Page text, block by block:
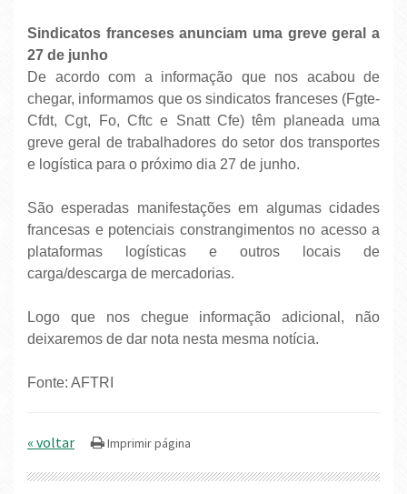
Sindicatos franceses anunciam uma greve geral a
27 de junho
De acordo com a informação que nos acabou de
chegar, informamos que os sindicatos franceses (Fgte-
Cfdt, Cgt, Fo, Cftc e Snatt Cfe) têm planeada uma
greve geral de trabalhadores do setor dos transportes
e logística para o próximo dia 27 de junho.
São esperadas manifestações em algumas cidades
francesas e potenciais constrangimentos no acesso a
plataformas logísticas e outros locais de
carga/descarga de mercadorias.
Logo que nos chegue informação adicional, não
deixaremos de dar nota nesta mesma notícia.
Fonte: AFTRI
« voltar